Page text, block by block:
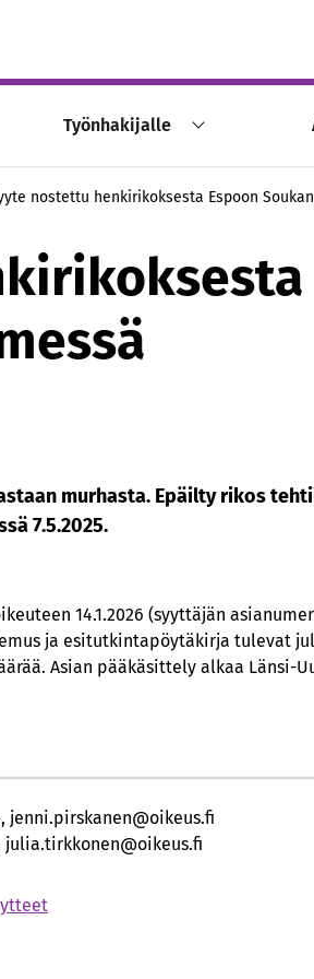
Työnhakijalle
nostettu henkirikoksesta Espoon
murhasta. Epäilty rikos
7.5.2025.
14.1.2026 (syyttäjän
ja esitutkintapöytäkirja tulevat
Asian pääkäsittely alkaa Länsi-
jenni.pirskanen@oikeus.fi
julia.tirkkonen@oikeus.fi